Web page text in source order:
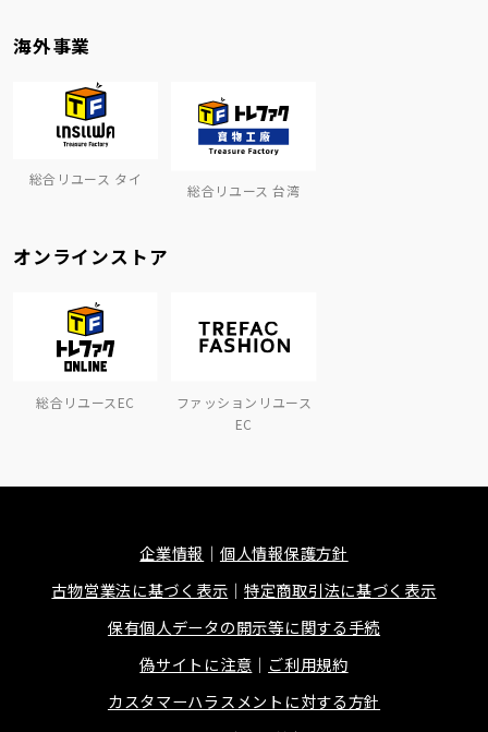
海外事業
総合リユース タイ
総合リユース 台湾
オンラインストア
総合リユースEC
ファッションリユース
EC
企業情報
個人情報保護方針
古物営業法に基づく表示
特定商取引法に基づく表示
保有個人データの開示等に関する手続
偽サイトに注意
ご利用規約
カスタマーハラスメントに対する方針